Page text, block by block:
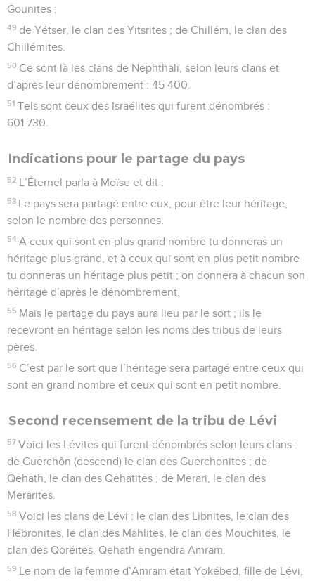
Gounites ;
49 de Yétser, le clan des Yitsrites ; de Chillém, le clan des
Chillémites.
50 Ce sont là les clans de Nephthali, selon leurs clans et
d’après leur dénombrement : 45 400.
51 Tels sont ceux des Israélites qui furent dénombrés :
601 730.
Indications pour le partage du pays
52 L’Éternel parla à Moïse et dit :
53 Le pays sera partagé entre eux, pour être leur héritage,
selon le nombre des personnes.
54 A ceux qui sont en plus grand nombre tu donneras un
héritage plus grand, et à ceux qui sont en plus petit nombre
tu donneras un héritage plus petit ; on donnera à chacun son
héritage d’après le dénombrement.
55 Mais le partage du pays aura lieu par le sort ; ils le
recevront en héritage selon les noms des tribus de leurs
pères.
56 C’est par le sort que l’héritage sera partagé entre ceux qui
sont en grand nombre et ceux qui sont en petit nombre.
Second recensement de la tribu de Lévi
57 Voici les Lévites qui furent dénombrés selon leurs clans :
de Guerchôn (descend) le clan des Guerchonites ; de
Qehath, le clan des Qehatites ; de Merari, le clan des
Merarites.
58 Voici les clans de Lévi : le clan des Libnites, le clan des
Hébronites, le clan des Mahlites, le clan des Mouchites, le
clan des Qoréites. Qehath engendra Amram.
59 Le nom de la femme d’Amram était Yokébed, fille de Lévi,